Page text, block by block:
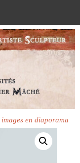
en diaporama